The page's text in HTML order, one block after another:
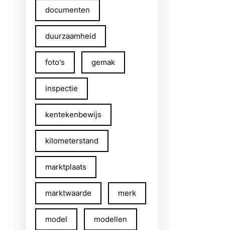
documenten
duurzaamheid
foto's gemak
inspectie
kentekenbewijs
kilometerstand
marktplaats
marktwaarde merk
model modellen